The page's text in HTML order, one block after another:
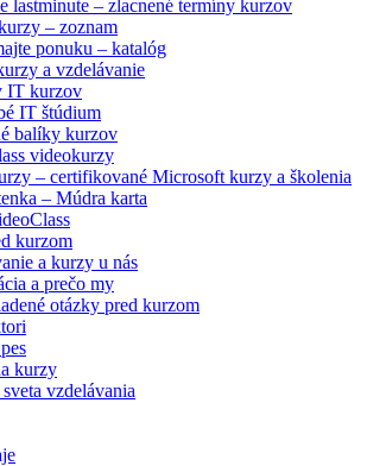
lastminute – zlacnené termíny kurzov
– zoznam
ponuku – katalóg
a vzdelávanie
IT kurzov
IT štúdium
balíky kurzov
videokurzy
– certifikované Microsoft kurzy a školenia
– Múdra karta
kurzom
a kurzy u nás
a prečo my
otázky pred kurzom
kurzy
vzdelávania